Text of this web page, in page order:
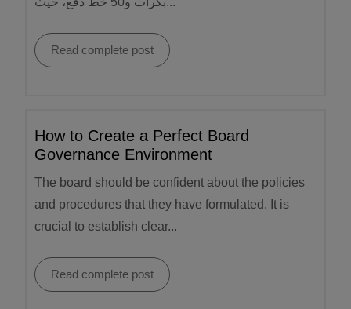
Read complete post
How to Create a Perfect Board
Governance Environment
The board should be confident about the policies
and procedures that they have formulated. It is
crucial to establish clear...
Read complete post